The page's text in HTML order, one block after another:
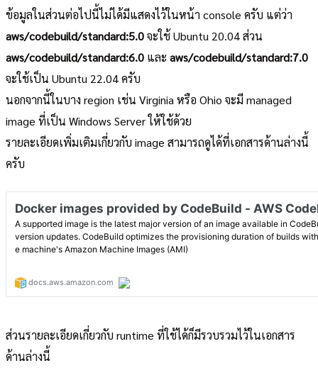
ข้อมูลในส่วนต่อไปนี้ไม่ได้มีแสดงไว้ในหน้า console ครับ แต่ว่า
aws/codebuild/standard:5.0จะใช้ Ubuntu 20.04 ส่วน
aws/codebuild/standard:6.0 และ aws/codebuild/standard:7.0
จะใช้เป็น Ubuntu 22.04 ครับ
นอกจากนี้ในบาง region เช่น Virginia หรือ Ohio จะมี managed
image ที่เป็น Windows Server ให้ใช้ด้วย
รายละเอียดเพิ่มเติมเกี่ยวกับ image สามารถดูได้ที่เอกสารด้านล่างนี้
ครับ
ส่วนรายละเอียดเกี่ยวกับ runtime ที่ใช้ได้ก็มีรวบรวมไว้ในเอกสาร
ด้านล่างนี้